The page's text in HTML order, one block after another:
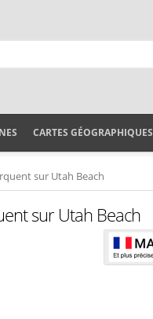
CARTES GÉOGRAPHIQUES
sur Utah Beach
sur Utah Beach